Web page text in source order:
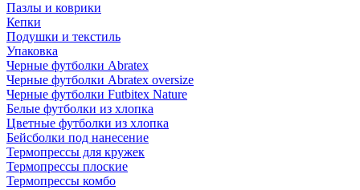
Пазлы и коврики
Кепки
Подушки и текстиль
Упаковка
Черные футболки Abratex
Черные футболки Abratex oversize
Черные футболки Futbitex Nature
Белые футболки из хлопка
Цветные футболки из хлопка
Бейсболки под нанесение
Термопрессы для кружек
Термопрессы плоские
Термопрессы комбо